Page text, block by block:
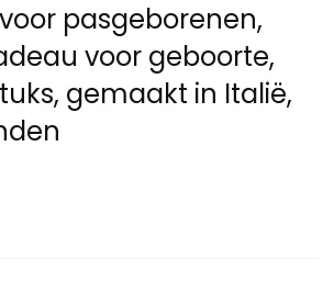
pasgeborenen,
voor geboorte,
gemaakt in Italië,